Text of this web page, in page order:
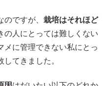
ですが、 栽培はそれほど
の人にとっては難しくない
メに管理できない私にとっ
てきました。